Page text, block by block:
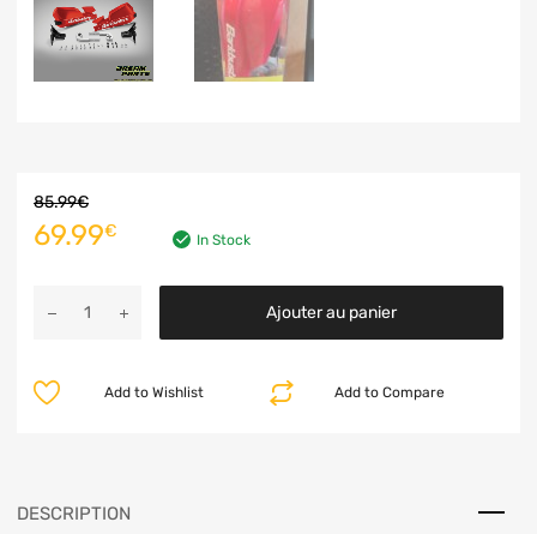
85.99€
69.99€ In Stock
Ajouter au panier
Add to Compare
Add to Wishlist
DESCRIPTION